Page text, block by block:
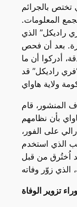
تختص بالجرائم
المعلومات.
راديكل” الذي
بعد أن فحص
أدركوا أن ما
راديكل” قد
المنشور، قام
بأن نظامهم
على الفور،
الذي استخدم
اُختُرق من قبل
تزوير الوفاة